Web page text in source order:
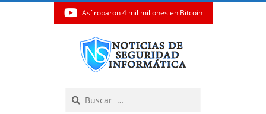
Así robaron 4 mil millones en Bitcoin